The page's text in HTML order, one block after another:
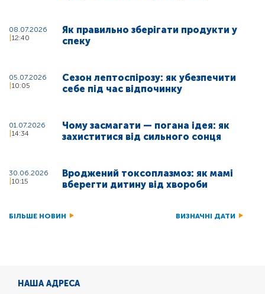
08.07.2026
12:40
Як правильно зберігати продукти у
спеку
05.07.2026
10:05
Сезон лептоспірозу: як убезпечити
себе під час відпочинку
01.07.2026
14:34
Чому засмагати — погана ідея: як
захиститися від сильного сонця
30.06.2026
10:15
Вроджений токсоплазмоз: як мамі
вберегти дитину від хвороби
БІЛЬШЕ НОВИН ВИЗНАЧНІ ДАТИ
НАША АДРЕСА